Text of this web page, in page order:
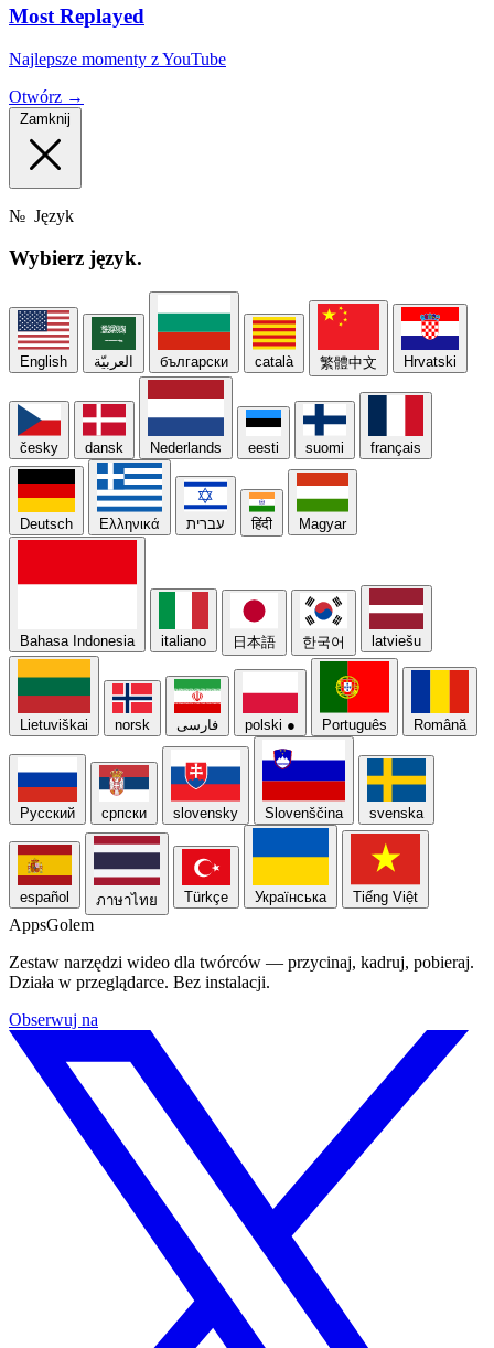
Most Replayed
Najlepsze momenty z YouTube
Otwórz →
Zamknij
№ Język
Wybierz język.
English العربيّة български català 繁體中文 Hrvatski
česky dansk Nederlands eesti suomi français
Deutsch Ελληνικά עברית हिंदी Magyar
Bahasa Indonesia italiano 日本語 한국어 latviešu
Lietuviškai norsk فارسی polski ● Português Română
Русский српски slovensky Slovenščina svenska
español ภาษาไทย Türkçe Українська Tiếng Việt
AppsGolem
Zestaw narzędzi wideo dla twórców — przycinaj, kadruj, pobieraj.
Działa w przeglądarce. Bez instalacji.
Obserwuj na